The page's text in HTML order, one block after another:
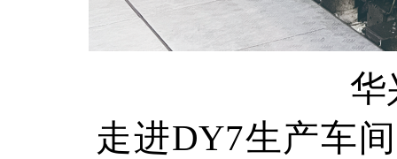
华
走进DY7生产车